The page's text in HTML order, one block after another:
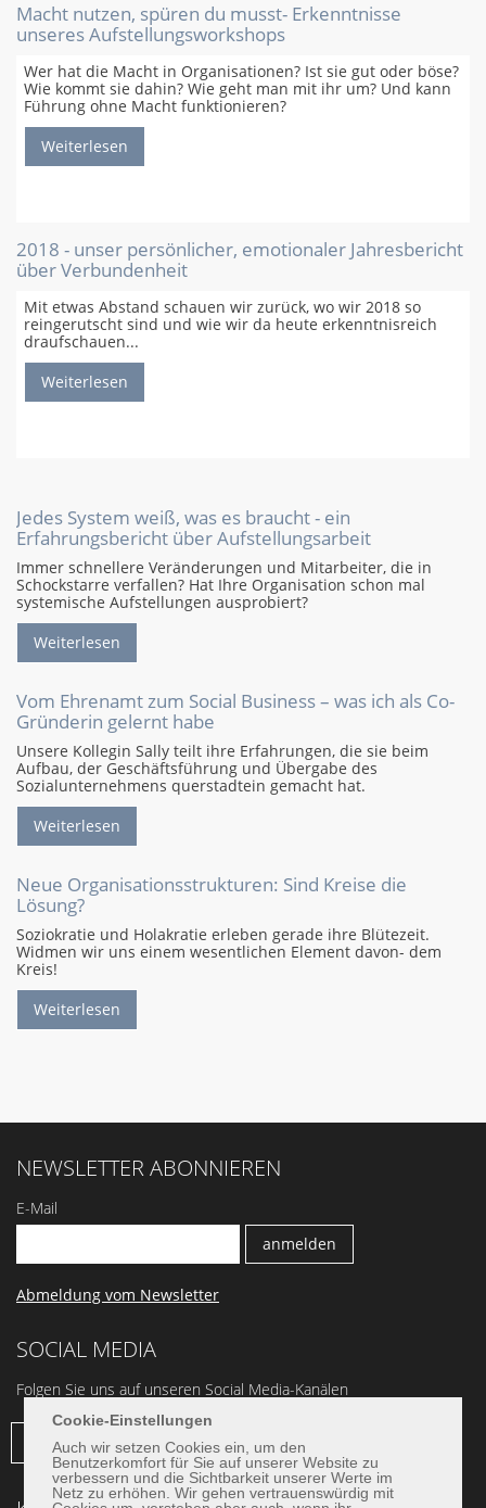
Cookie-Einstellungen
Auch wir setzen Cookies ein, um den
Benutzerkomfort für Sie auf unserer Website zu
verbessern und die Sichtbarkeit unserer Werte im
Netz zu erhöhen. Wir gehen vertrauenswürdig mit
Macht nutzen, spüren du musst- Erkenntnisse
unseres Aufstellungsworkshops
Wer hat die Macht in Organisationen? Ist sie gut oder böse?
Wie kommt sie dahin? Wie geht man mit ihr um? Und kann
Führung ohne Macht funktionieren?
Weiterlesen
2018 - unser persönlicher, emotionaler Jahresbericht
über Verbundenheit
Mit etwas Abstand schauen wir zurück, wo wir 2018 so
reingerutscht sind und wie wir da heute erkenntnisreich
draufschauen...
Weiterlesen
Jedes System weiß, was es braucht - ein
Erfahrungsbericht über Aufstellungsarbeit
Immer schnellere Veränderungen und Mitarbeiter, die in
Schockstarre verfallen? Hat Ihre Organisation schon mal
systemische Aufstellungen ausprobiert?
Weiterlesen
Vom Ehrenamt zum Social Business – was ich als Co-
Gründerin gelernt habe
Unsere Kollegin Sally teilt ihre Erfahrungen, die sie beim
Aufbau, der Geschäftsführung und Übergabe des
Sozialunternehmens querstadtein gemacht hat.
Weiterlesen
Neue Organisationsstrukturen: Sind Kreise die
Lösung?
Soziokratie und Holakratie erleben gerade ihre Blütezeit.
Widmen wir uns einem wesentlichen Element davon- dem
Kreis!
Weiterlesen
NEWSLETTER ABONNIEREN
E-Mail
Abmeldung vom Newsletter
SOCIAL MEDIA
Folgen Sie uns auf unseren Social Media-Kanälen